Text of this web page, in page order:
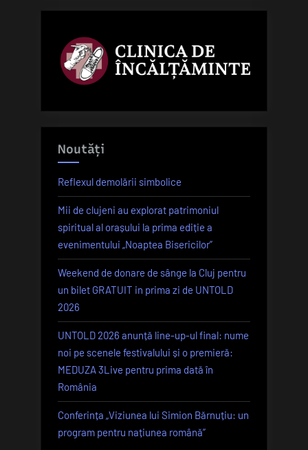
Noutăți
Reflexul demolării simbolice
Mii de clujeni au explorat patrimoniul
spiritual al orașului la prima ediție a
evenimentului „Noaptea Bisericilor”
Weekend de donare de sânge la Cluj pentru
un bilet GRATUIT in prima zi de UNTOLD
2026
UNTOLD 2026 anunță line-up-ul final: nume
noi pe scenele festivalului și o premieră:
MEDUZA 3Live pentru prima dată în
România
Conferința „Viziunea lui Simion Bărnuțiu: un
program pentru națiunea română”